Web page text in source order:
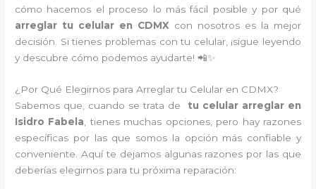
cómo hacemos el proceso lo más fácil posible y por qué
arreglar tu celular en CDMX con nosotros es la mejor
decisión. Si tienes problemas con tu celular, ¡sigue leyendo
y descubre cómo podemos ayudarte! 📲✨
¿Por Qué Elegirnos para Arreglar tu Celular en CDMX?
Sabemos que, cuando se trata de
tu celular arreglar en
Isidro Fabela , tienes muchas opciones, pero hay razones
específicas por las que somos la opción más confiable y
conveniente. Aquí te dejamos algunas razones por las que
deberías elegirnos para tu próxima reparación: